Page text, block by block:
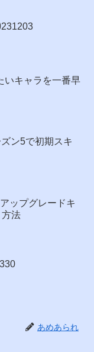
いキャラを一番早
ン5で初期スキ
ップグレードキ
法
あめあられ